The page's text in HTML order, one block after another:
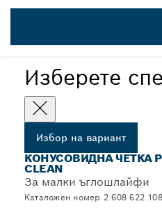
PRO
Изберете
Избор на вариант
КОНУСОВИДНА ЧЕТКА
CLEAN
За малки ъглошлайфи
Каталожен номер 2 608 622 108